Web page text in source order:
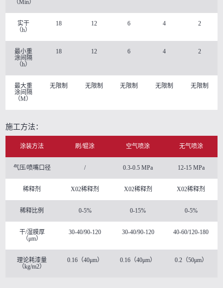
（Min）
实干
（h）
18 12 6 4 2
最小重
涂间隔
（h）
18 12 6 4 2
最大重
涂间隔
（M）
无限制 无限制 无限制 无限制 无限制
施工方法：
涂装方法 刷/辊涂 空气喷涂 无气喷涂
气压/喷嘴口径 / 0.3-0.5 MPa 12-15 MPa
稀释剂 X02稀释剂 X02稀释剂 X02稀释剂
稀释比例 0-5% 0-15% 0-5%
干/湿膜厚
（μm）
30-40/90-120 30-40/90-120 40-60/120-180
理论耗漆量
（kg/m2）
0.16（40μm） 0.16（40μm） 0.2（50μm）